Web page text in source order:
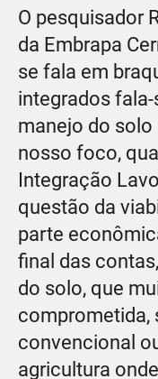
O pesquisador
da Embrapa
se fala em
integrados
manejo do solo
nosso foco,
Integração
questão da
parte
final das
do solo, que
comprometida,
convencional
agricultura